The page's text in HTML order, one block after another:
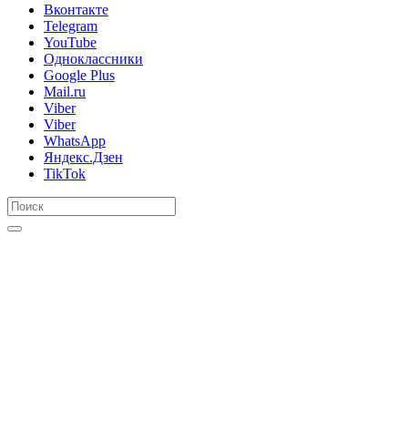
Вконтакте
Telegram
YouTube
Одноклассники
Google Plus
Mail.ru
Viber
Viber
WhatsApp
Яндекс.Дзен
TikTok